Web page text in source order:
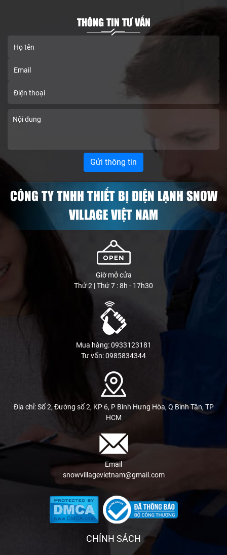
THÔNG TIN TƯ VẤN
CÔNG TY TNHH THIẾT BỊ ĐIỆN LẠNH SNOW
VILLAGE VIỆT NAM
Giờ mở cửa
Thứ 2 | Thứ 7 : 8h - 17h30
Mua hàng: 0933123181
Tư vấn: 0985834344
Địa chỉ: Số 2, Đường số 2, KP 6, P Bình Hưng Hòa, Q Bình Tân, TP
HCM
Email
snowvillagevietnam@gmail.com
CHÍNH SÁCH